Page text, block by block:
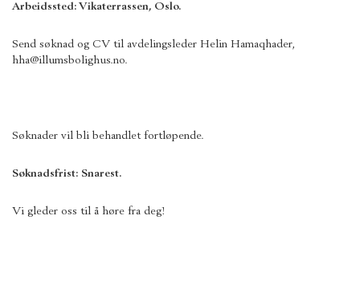
Arbeidssted: Vikaterrassen, Oslo.
Send søknad og CV til avdelingsleder Helin Hamaqhader,
hha@illumsbolighus.no.
Søknader vil bli behandlet fortløpende.
Søknadsfrist: Snarest.
Vi gleder oss til å høre fra deg!